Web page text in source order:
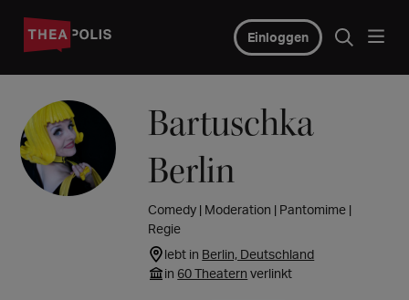
Einloggen
Bartuschka
Berlin
Comedy | Moderation | Pantomime |
Regie
lebt in Berlin, Deutschland
in 60 Theatern verlinkt